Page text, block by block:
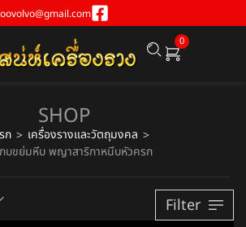
0
SHOP
ก > เครื่องรางและวัตถุมงคล >
ขย่มหีบ พญาสาริกาหนีบหัวครก
Filter